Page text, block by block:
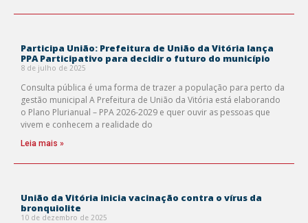
Participa União: Prefeitura de União da Vitória lança
PPA Participativo para decidir o futuro do município
8 de julho de 2025
Consulta pública é uma forma de trazer a população para perto da
gestão municipal A Prefeitura de União da Vitória está elaborando
o Plano Plurianual – PPA 2026-2029 e quer ouvir as pessoas que
vivem e conhecem a realidade do
Leia mais »
União da Vitória inicia vacinação contra o vírus da
bronquiolite
10 de dezembro de 2025